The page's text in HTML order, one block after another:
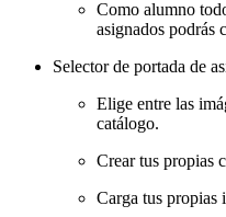
Como alumno
asignados podrás
Selector de portada de
Elige entre las
catálogo.
Crear tus propias
Carga tus propias